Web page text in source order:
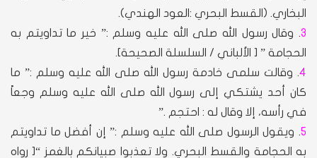
البخاري. (القسط البحري :العود الهندي).
3. وقال رسول الله صلى الله عليه وسلم :” خير ما تداويتم به
الحجامة ” [ الألباني / السلسلة الصحيحة].
4. وقالت سلمى خادمة رسول الله صلى الله عليه وسلم :” ما
كان أحد يشتكي إلى رسول الله صلى الله عليه وسلم وجعاً
في رأسه، إلا وقال له : احتجم .”
5. ويقول الرسول صلى الله عليه وسلم :” إن أفضل ما تداويتم
به الحجامة والقسط البحري. ولا تعذبوا صبيانكم بالغمز “[ رواه